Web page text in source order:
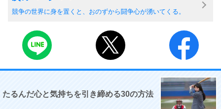
競争の世界に身を置くと、おのずから闘争心が湧いてくる。
たるんだ心と気持ちを引き締める30の方法